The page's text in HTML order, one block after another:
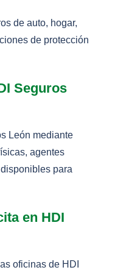
de auto, hogar,
de protección
Seguros
León mediante
agentes
para
en HDI
oficinas de HDI